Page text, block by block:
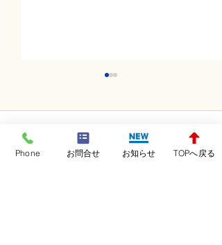
コメント
Phone お問合せ お知らせ TOPへ戻る